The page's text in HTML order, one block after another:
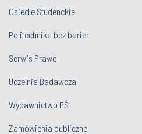
Osiedle Studenckie
Politechnika bez barier
Serwis Prawo
Uczelnia Badawcza
Wydawnictwo PŚ
Zamówienia publiczne